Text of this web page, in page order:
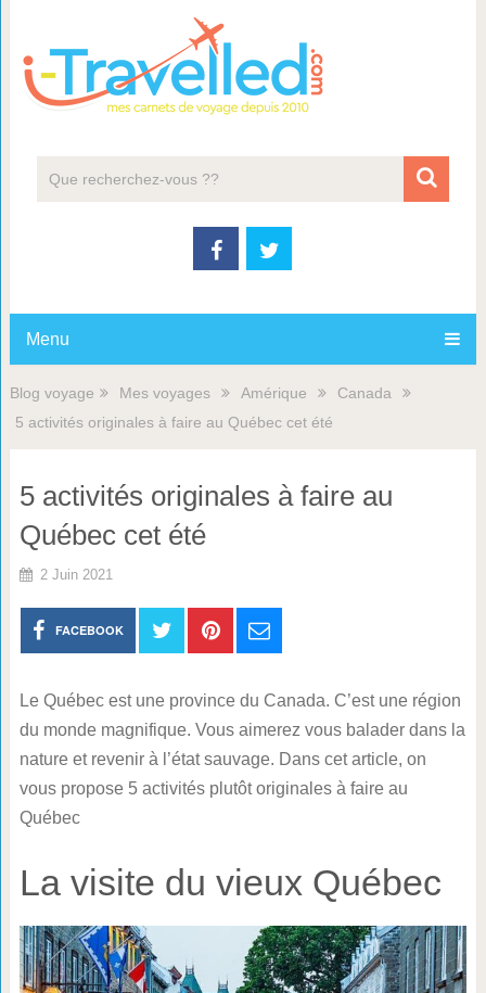
Menu
Blog voyage Mes voyages Amérique
Canada
5 activités originales à faire au Québec cet été
5 activités originales à faire au
Québec cet été
2 Juin 2021
FACEBOOK
Le Québec est une province du Canada. C’est une région
du monde magnifique. Vous aimerez vous balader dans la
nature et revenir à l’état sauvage. Dans cet article, on
vous propose 5 activités plutôt originales à faire au
Québec
La visite du vieux Québec